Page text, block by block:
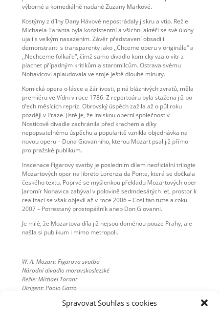
Spravovat Souhlas s cookies
výborné a komediálně nadané Zuzany Markové.
Kostýmy z dílny Dany Hávové nepostrádaly jiskru a vtip. Režie
Michaela Taranta byla konzistentní a všichni aktéři se své úlohy
ujali s velkým nasazením. Závěr představení obsadili
demonstranti s transparenty jako ,,Chceme operu v originále“ a
,,Nechceme folkaře“, čímž samo divadlo komicky vzalo vítr z
plachet případným kritikům a staromilcům. Ostrava svému
Nohavicovi aplaudovala ve stoje ještě dlouhé minuty.
Komická opera o lásce a žárlivosti, plná bláznivých zvratů, měla
premiéru ve Vídni v roce 1786. Z repertoáru byla stažena již po
třech měsících repríz. Obrovský úspěch zažila až o půl roku
později v Praze. Jisté je, že italskou operní společnost v
Nosticově divadle zachránila před krachem a díky
nepopsatelnému úspěchu a popularitě vznikla objednávka na
novou operu – Dona Giovanniho, kterou Mozart psal již přímo
pro pražské publikum.
Inscenace Figarovy svatby je posledním dílem neoficiální trilogie
Mozartových oper na libreto Lorenza da Ponte, která se dočkala
českého textu. Poprvé se myšlenkou překladu Mozartových oper
Jaromír Nohavica zabýval v polovině sedmdesátých let, prostor k
realizaci se však objevil až v roce 2006 – Cosi fan tutte a roku
2007 – Potrestaný prostopášník aneb Don Giovanni.
Je milé, že Mozartova díla již nejsou doménou pouze Prahy, ale
našla si publikum i mimo metropoli.
W. A. Mozart: Figarova svatba
Národní divadlo moravskoslezské
Režie: Michael Tarant
Dirigent: Paolo Gatto
Scéna a kostýmy: Dana Hávová